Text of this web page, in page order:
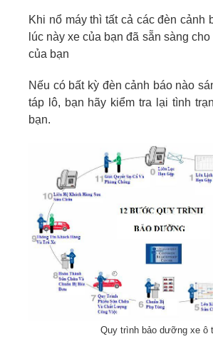
Khi nổ máy thì tất cả các đèn cảnh
lúc này xe của bạn đã sẵn sàng
của bạn
Nếu có bất kỳ đèn cảnh báo nào
táp lô, bạn hãy kiểm tra lại tình
bạn.
Quy trình bảo dưỡng xe ô